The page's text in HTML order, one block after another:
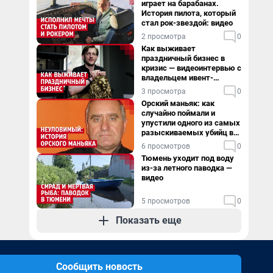
играет на барабанах.
История пилота, который
стал рок-звездой: видео
2 просмотра 0
Как выживает
праздничный бизнес в
кризис — видеоинтервью с
владельцем ивент-
агентства
3 просмотра 0
Орский маньяк: как
случайно поймали и
упустили одного из самых
разыскиваемых убийц в
России. Видео
6 просмотров 0
Тюмень уходит под воду
из-за летного паводка —
видео
5 просмотров 0
Показать еще
Сообщить новость